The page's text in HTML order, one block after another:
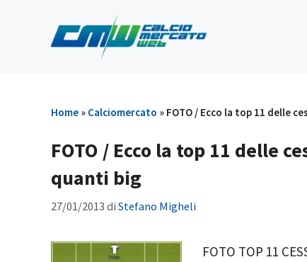
contenuto
Home » Calciomercato » FOTO / Ecco la top 11 delle
FOTO / Ecco la top 11 delle
quanti big
27/01/2013 di Stefano Migheli
FOTO TOP 11